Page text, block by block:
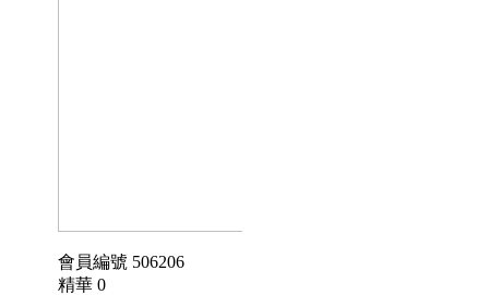
會員編號 506206
精華 0